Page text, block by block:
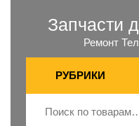
Запчасти
Ремонт
РУБРИКИ